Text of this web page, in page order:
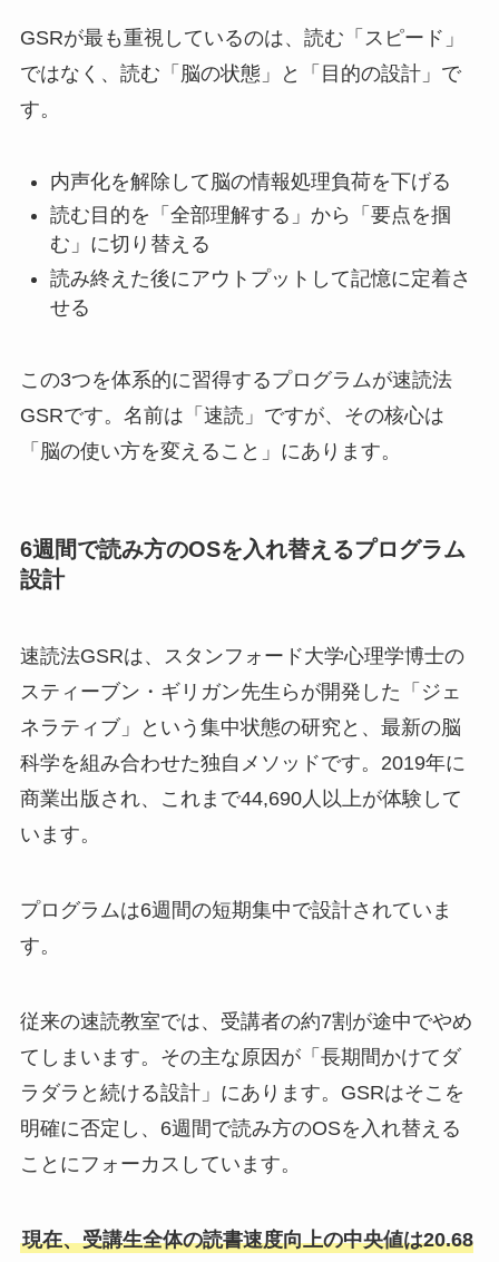
GSRが最も重視しているのは、読む「スピード」
ではなく、読む「脳の状態」と「目的の設計」で
す。
内声化を解除して脳の情報処理負荷を下げる
読む目的を「全部理解する」から「要点を掴
む」に切り替える
読み終えた後にアウトプットして記憶に定着さ
せる
この3つを体系的に習得するプログラムが速読法
GSRです。名前は「速読」ですが、その核心は
「脳の使い方を変えること」にあります。
6週間で読み方のOSを入れ替えるプログラム
設計
速読法GSRは、スタンフォード大学心理学博士の
スティーブン・ギリガン先生らが開発した「ジェ
ネラティブ」という集中状態の研究と、最新の脳
科学を組み合わせた独自メソッドです。2019年に
商業出版され、これまで44,690人以上が体験して
います。
プログラムは6週間の短期集中で設計されていま
す。
従来の速読教室では、受講者の約7割が途中でやめ
てしまいます。その主な原因が「長期間かけてダ
ラダラと続ける設計」にあります。GSRはそこを
明確に否定し、6週間で読み方のOSを入れ替える
ことにフォーカスしています。
現在、受講生全体の読書速度向上の中央値は20.68